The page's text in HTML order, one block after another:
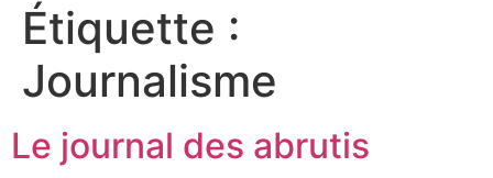
Étiquette :
Journalisme
Le journal des abrutis